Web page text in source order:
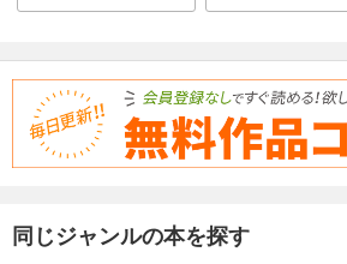
同じジャンルの本を探す